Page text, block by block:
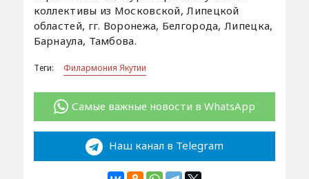
коллективы из Московской, Липецкой
областей, гг. Воронежа, Белгорода, Липецка,
Барнаула, Тамбова.
Теги: Филармония Якутии
Самые важные новости в WhatsApp
Наш канал в Telegram